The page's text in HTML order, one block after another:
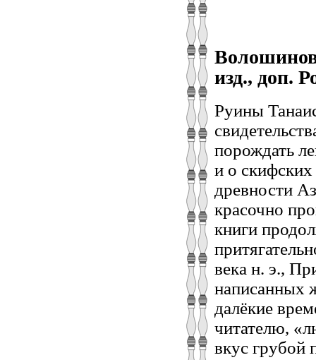
изд., доп.
Руины
порождать
и о
древности
красочно
книги
века н. э.,
написанных
далёкие
читателю,
вкус грубой